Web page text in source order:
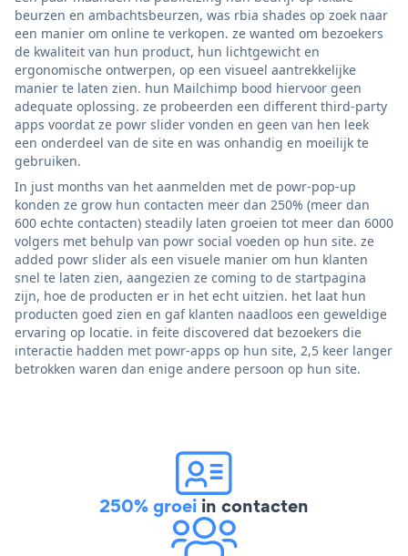
beurzen en ambachtsbeurzen, was rbia shades op zoek naar
een manier om online te verkopen. ze wanted om bezoekers
de kwaliteit van hun product, hun lichtgewicht en
ergonomische ontwerpen, op een visueel aantrekkelijke
manier te laten zien. hun Mailchimp bood hiervoor geen
adequate oplossing. ze probeerden een different third-party
apps voordat ze powr slider vonden en geen van hen leek
een onderdeel van de site en was onhandig en moeilijk te
gebruiken.
In just months van het aanmelden met de powr-pop-up
konden ze grow hun contacten meer dan 250% (meer dan
600 echte contacten) steadily laten groeien tot meer dan 6000
volgers met behulp van powr social voeden op hun site. ze
added powr slider als een visuele manier om hun klanten
snel te laten zien, aangezien ze coming to de startpagina
zijn, hoe de producten er in het echt uitzien. het laat hun
producten goed zien en gaf klanten naadloos een geweldige
ervaring op locatie. in feite discovered dat bezoekers die
interactie hadden met powr-apps op hun site, 2,5 keer langer
betrokken waren dan enige andere persoon op hun site.
250% groei in contacten